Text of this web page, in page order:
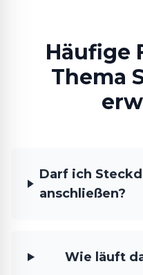
Häufige
Thema
Darf ich
anschließen?
Wie läuft